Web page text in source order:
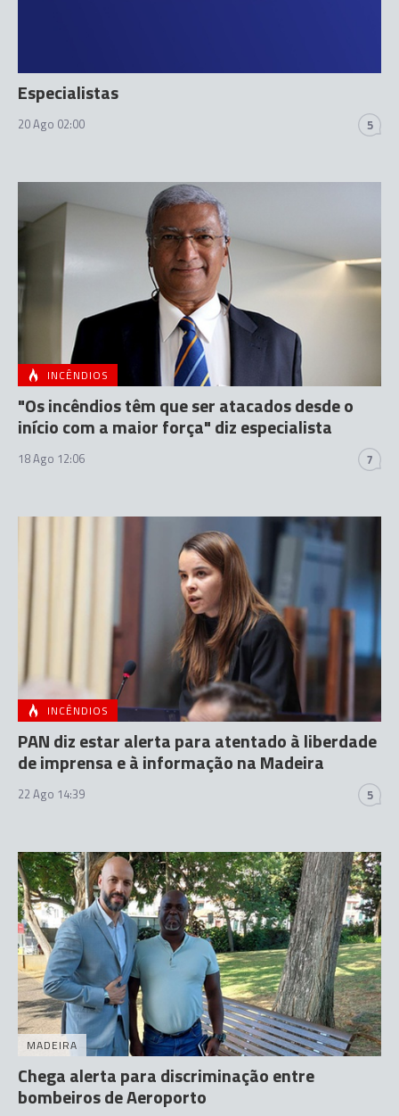
Especialistas
20 Ago 02:00 5
INCÊNDIOS
"Os incêndios têm que ser atacados desde o
início com a maior força" diz especialista
18 Ago 12:06 7
INCÊNDIOS
PAN diz estar alerta para atentado à liberdade
de imprensa e à informação na Madeira
22 Ago 14:39 5
MADEIRA
Chega alerta para discriminação entre
bombeiros de Aeroporto